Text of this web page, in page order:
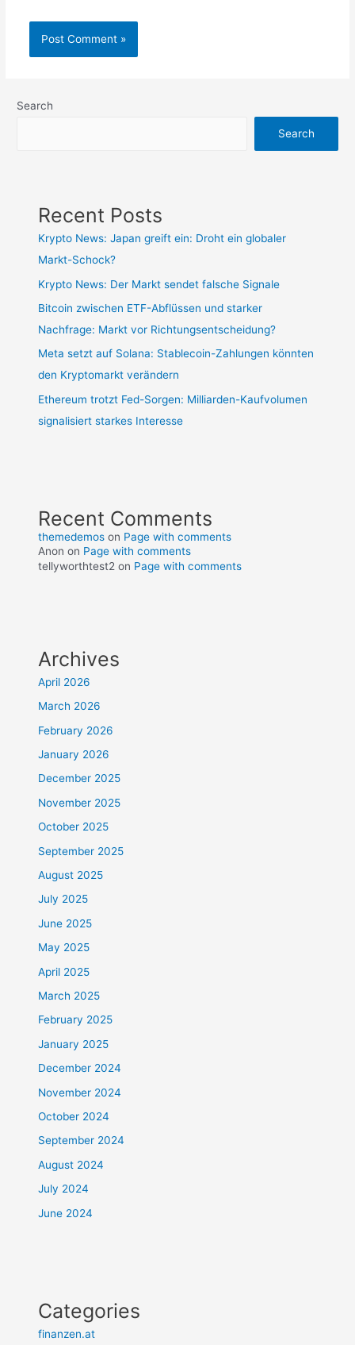
Search
Search
Recent Posts
Krypto News: Japan greift ein: Droht ein globaler
Markt-Schock?
Krypto News: Der Markt sendet falsche Signale
Bitcoin zwischen ETF-Abflüssen und starker
Nachfrage: Markt vor Richtungsentscheidung?
Meta setzt auf Solana: Stablecoin-Zahlungen könnten
den Kryptomarkt verändern
Ethereum trotzt Fed-Sorgen: Milliarden-Kaufvolumen
signalisiert starkes Interesse
Recent Comments
themedemos on Page with comments
Anon on Page with comments
tellyworthtest2 on Page with comments
Archives
April 2026
March 2026
February 2026
January 2026
December 2025
November 2025
October 2025
September 2025
August 2025
July 2025
June 2025
May 2025
April 2025
March 2025
February 2025
January 2025
December 2024
November 2024
October 2024
September 2024
August 2024
July 2024
June 2024
Categories
finanzen.at